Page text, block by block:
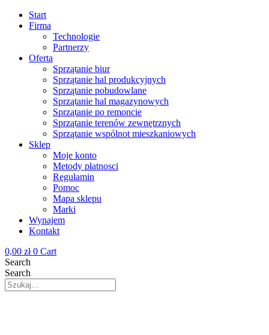
Start
Firma
Technologie
Partnerzy
Oferta
Sprzątanie biur
Sprzątanie hal produkcyjnych
Sprzątanie pobudowlane
Sprzątanie hal magazynowych
Sprzątanie po remoncie
Sprzątanie terenów zewnętrznych
Sprzątanie wspólnot mieszkaniowych
Sklep
Moje konto
Metody płatnosci
Regulamin
Pomoc
Mapa sklepu
Marki
Wynajem
Kontakt
0,00 zł 0 Cart
Search
Search